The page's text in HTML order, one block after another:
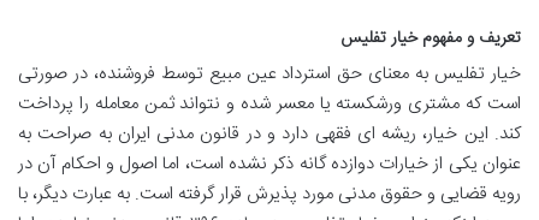
تعریف و مفهوم خیار تفلیس
خیار تفلیس به معنای حق استرداد عین مبیع توسط فروشنده، در صورتی
است که مشتری ورشکسته یا معسر شده و نتواند ثمن معامله را پرداخت
کند. این خیار، ریشه ای فقهی دارد و در قانون مدنی ایران به صراحت به
عنوان یکی از خیارات دوازده گانه ذکر نشده است، اما اصول و احکام آن در
رویه قضایی و حقوق مدنی مورد پذیرش قرار گرفته است. به عبارت دیگر، با